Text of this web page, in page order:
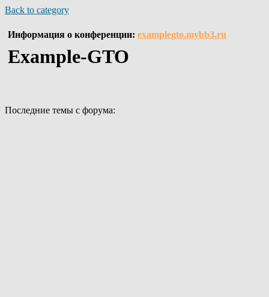
Back to category
Информация о конференции: examplegto.mybb3.ru
Example-GTO
Последние темы с форума: